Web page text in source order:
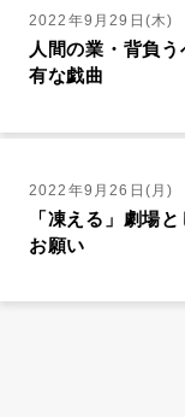
2022年9月29日(木)
人間の業・背負
有な戯曲
2022年9月26日(月)
「凍える」劇場
お願い